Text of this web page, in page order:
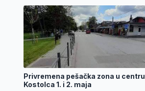
Privremena pešačka zona u centru
Kostolca 1. i 2. maja